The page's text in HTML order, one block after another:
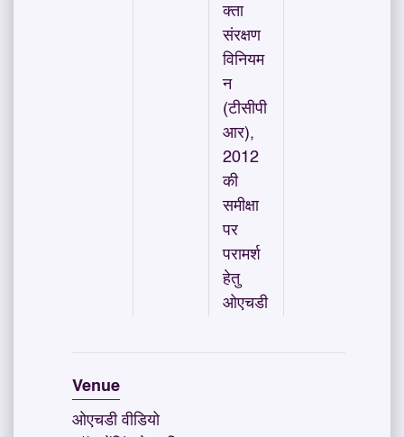
क्ता
संरक्षण
विनियम
न
(टीसीपी
आर),
2012
की
समीक्षा
पर
परामर्श
हेतु
ओएचडी
Venue
ओएचडी वीडियो